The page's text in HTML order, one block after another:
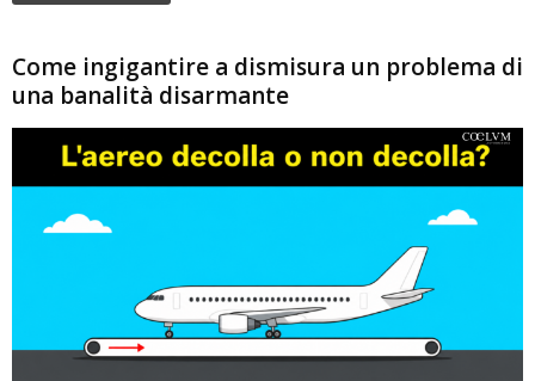
Come ingigantire a dismisura un problema di
una banalità disarmante